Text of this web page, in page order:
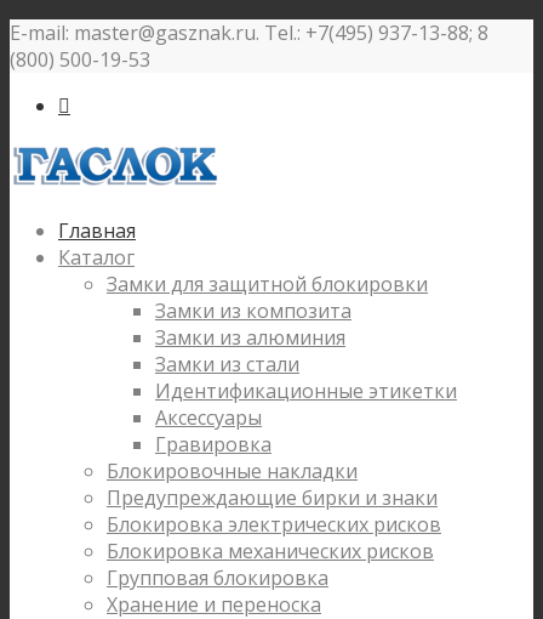
E-mail: master@gasznak.ru. Tel.: +7(495) 937-13-88; 8
(800) 500-19-53

Главная
Каталог
Замки для защитной блокировки
Замки из композита
Замки из алюминия
Замки из стали
Идентификационные этикетки
Аксессуары
Гравировка
Блокировочные накладки
Предупреждающие бирки и знаки
Блокировка электрических рисков
Блокировка механических рисков
Групповая блокировка
Хранение и переноска